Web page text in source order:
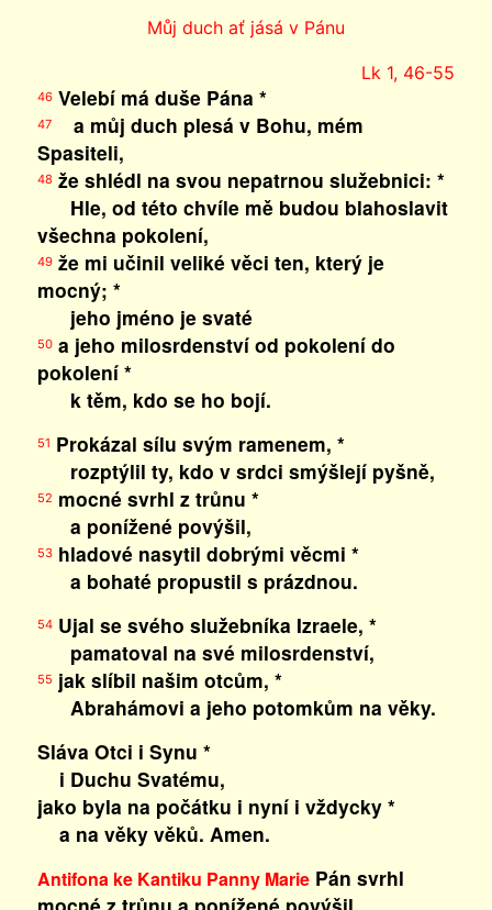
Můj duch ať jásá v Pánu
Lk 1, 46-55
46Velebí má duše Pána *
47a můj duch plesá v Bohu, mém
Spasiteli,
48 že shlédl na svou nepatrnou služebnici: *
Hle, od této chvíle mě budou blahoslavit
všechna pokolení,
49že mi učinil veliké věci ten, který je
mocný; *
jeho jméno je svaté
50a jeho milosrdenství od pokolení do
pokolení *
k těm, kdo se ho bojí.
51 Prokázal sílu svým ramenem, *
rozptýlil ty, kdo v srdci smýšlejí pyšně,
52 mocné svrhl z trůnu *
a ponížené povýšil,
53hladové nasytil dobrými věcmi *
a bohaté propustil s prázdnou.
54Ujal se svého služebníka Izraele, *
pamatoval na své milosrdenství,
55 jak slíbil našim otcům, *
Abrahámovi a jeho potomkům na věky.
Sláva Otci i Synu *
i Duchu Svatému,
jako byla na počátku i nyní i vždycky *
a na věky věků. Amen.
Antifona ke Kantiku Panny Marie Pán svrhl